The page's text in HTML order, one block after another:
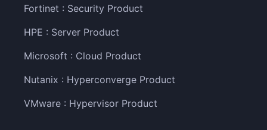
Fortinet : Security Product
HPE : Server Product
Microsoft : Cloud Product
Nutanix : Hyperconverge Product
VMware : Hypervisor Product